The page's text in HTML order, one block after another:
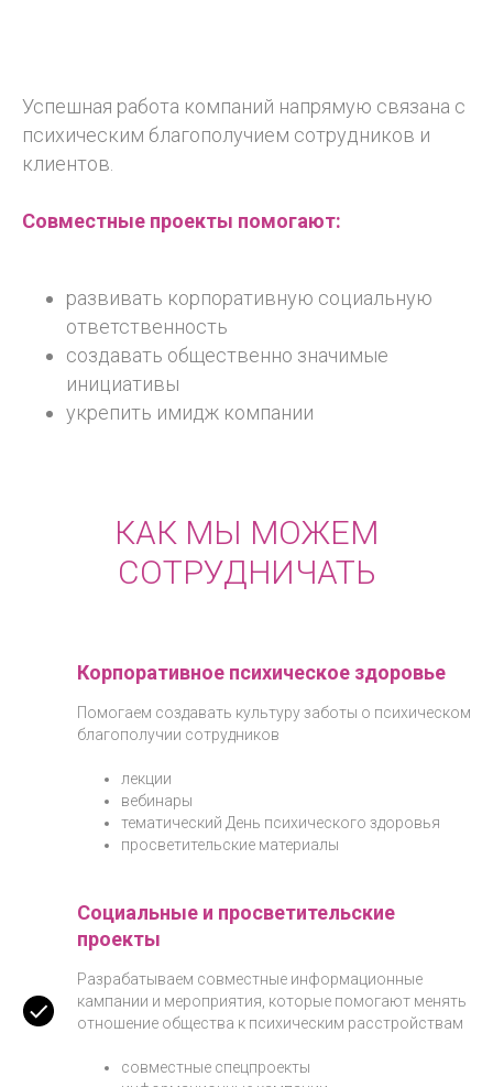
Успешная работа компаний напрямую связана с
психическим благополучием сотрудников и
клиентов.
Совместные проекты помогают:
развивать корпоративную социальную
ответственность
создавать общественно значимые
инициативы
укрепить имидж компании
КАК МЫ МОЖЕМ
СОТРУДНИЧАТЬ
Корпоративное психическое здоровье
Помогаем создавать культуру заботы о психическом
благополучии сотрудников
лекции
вебинары
тематический День психического здоровья
просветительские материалы
Социальные и просветительские
проекты
Разрабатываем совместные информационные
кампании и мероприятия, которые помогают менять
отношение общества к психическим расстройствам
совместные спецпроекты